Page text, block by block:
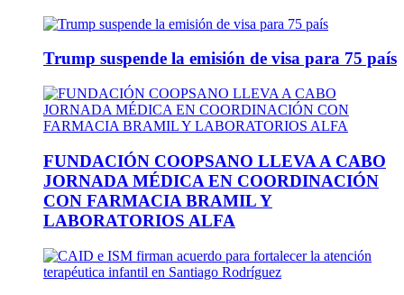
Trump suspende la emisión de visa para 75 país
FUNDACIÓN COOPSANO LLEVA A CABO
JORNADA MÉDICA EN COORDINACIÓN
CON FARMACIA BRAMIL Y
LABORATORIOS ALFA